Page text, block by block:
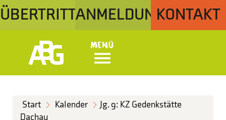
ÜBERTRITTANMELDUNGKONTAKT
Menü
Start Kalender
Jg. 9: KZ Gedenkstätte
Dachau